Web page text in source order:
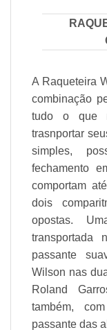
A Raqueteira
combinação
tudo o que
trasnportar
simples,
fechamento
comportam
dois
opostas.
transportada
passante
Wilson nas
Roland
também,
passante das